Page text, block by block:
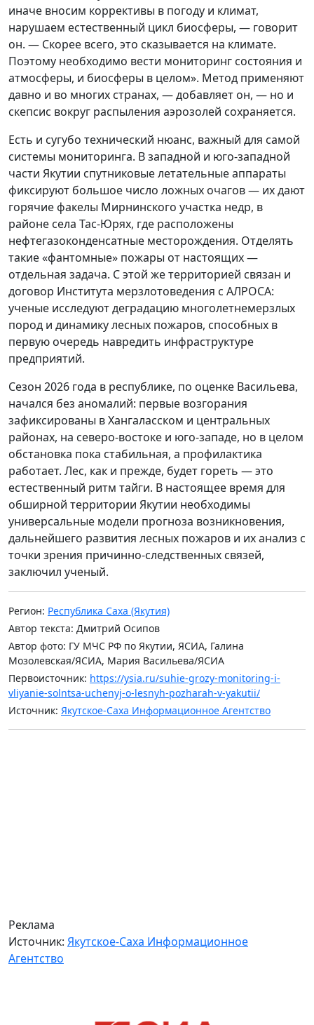
иначе вносим коррективы в погоду и климат,
нарушаем естественный цикл биосферы, — говорит
он. — Скорее всего, это сказывается на климате.
Поэтому необходимо вести мониторинг состояния и
атмосферы, и биосферы в целом». Метод применяют
давно и во многих странах, — добавляет он, — но и
скепсис вокруг распыления аэрозолей сохраняется.
Есть и сугубо технический нюанс, важный для самой
системы мониторинга. В западной и юго-западной
части Якутии спутниковые летательные аппараты
фиксируют большое число ложных очагов — их дают
горячие факелы Мирнинского участка недр, в
районе села Тас-Юрях, где расположены
нефтегазоконденсатные месторождения. Отделять
такие «фантомные» пожары от настоящих —
отдельная задача. С этой же территорией связан и
договор Института мерзлотоведения с АЛРОСА:
ученые исследуют деградацию многолетнемерзлых
пород и динамику лесных пожаров, способных в
первую очередь навредить инфраструктуре
предприятий.
Сезон 2026 года в республике, по оценке Васильева,
начался без аномалий: первые возгорания
зафиксированы в Хангаласском и центральных
районах, на северо-востоке и юго-западе, но в целом
обстановка пока стабильная, а профилактика
работает. Лес, как и прежде, будет гореть — это
естественный ритм тайги. В настоящее время для
обширной территории Якутии необходимы
универсальные модели прогноза возникновения,
дальнейшего развития лесных пожаров и их анализ с
точки зрения причинно-следственных связей,
заключил ученый.
Регион: Республика Саха (Якутия)
Автор текста: Дмитрий Осипов
Автор фото: ГУ МЧС РФ по Якутии, ЯСИА, Галина
Мозолевская/ЯСИА, Мария Васильева/ЯСИА
Первоисточник: https://ysia.ru/suhie-grozy-monitoring-i-
vliyanie-solntsa-uchenyj-o-lesnyh-pozharah-v-yakutii/
Источник: Якутское-Саха Информационное Агентство
Реклама
Источник: Якутское-Саха Информационное
Агентство